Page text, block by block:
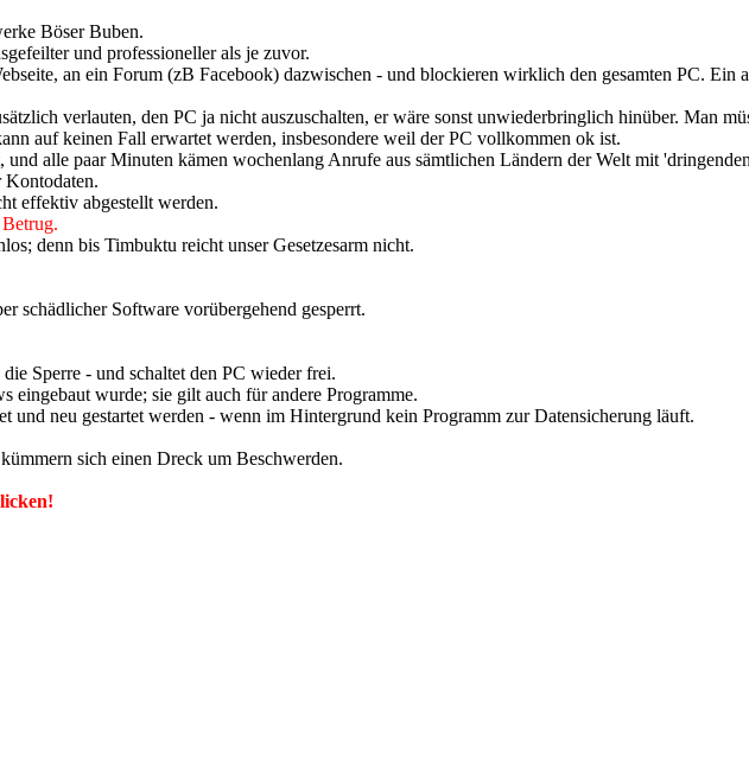
Böser Buben.
und professioneller als je zuvor.
an ein Forum (zB Facebook) dazwischen - und blockieren wirklich den gesamten PC.
verlauten, den PC ja nicht auszuschalten, er wäre sonst unwiederbringlich hinüber. Man
auf keinen Fall erwartet werden, insbesondere weil der PC vollkommen ok ist.
und alle paar Minuten kämen wochenlang Anrufe aus sämtlichen Ländern der Welt mit
Kontodaten.
effektiv abgestellt werden.
denn bis Timbuktu reicht unser Gesetzesarm nicht.
schädlicher Software vorübergehend gesperrt.
Sperre - und schaltet den PC wieder frei.
eingebaut wurde; sie gilt auch für andere Programme.
und neu gestartet werden - wenn im Hintergrund kein Programm zur Datensicherung läuft.
sich einen Dreck um Beschwerden.